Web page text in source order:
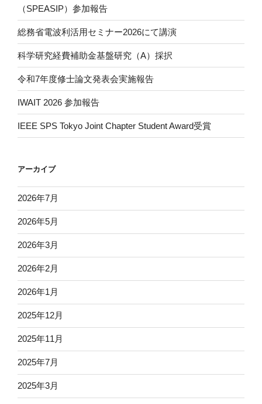
（SPEASIP）参加報告
総務省電波利活用セミナー2026にて講演
科学研究経費補助金基盤研究（A）採択
令和7年度修士論文発表会実施報告
IWAIT 2026 参加報告
IEEE SPS Tokyo Joint Chapter Student Award受賞
アーカイブ
2026年7月
2026年5月
2026年3月
2026年2月
2026年1月
2025年12月
2025年11月
2025年7月
2025年3月